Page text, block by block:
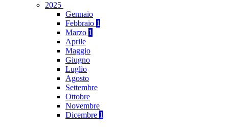
2025
Gennaio
Febbraio 1
Marzo 1
Aprile
Maggio
Giugno
Luglio
Agosto
Settembre
Ottobre
Novembre
Dicembre 1